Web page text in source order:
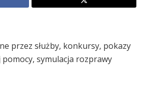
przez służby, konkursy, pokazy
symulacja rozprawy